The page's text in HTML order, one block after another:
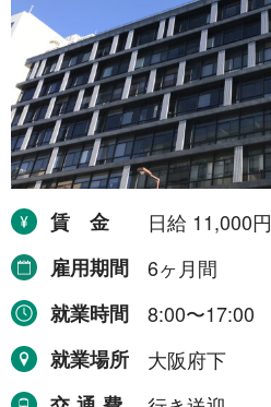
賃金
日給 11,000円
雇用期間
6ヶ月間
就業時間
8:00〜17:00
就業場所
大阪府下